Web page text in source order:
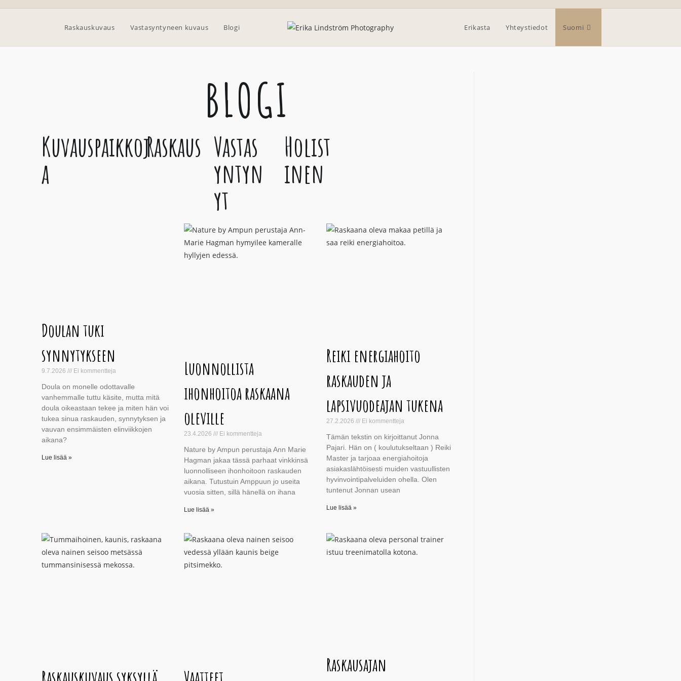
Raskauskuvaus Vastasyntyneen kuvaus Blogi Erikasta Yhteystiedot Suomi
BLOGI
Kuvauspaikkoj
a
Raskaus Vastas
yntyn
yt
Holist
inen
Doulan tuki
synnytykseen
9.7.2026 Ei kommentteja
Doula on monelle odottavalle
vanhemmalle tuttu käsite, mutta mitä
doula oikeastaan tekee ja miten hän voi
tukea sinua raskauden, synnytyksen ja
vauvan ensimmäisten elinviikkojen
aikana?
Lue lisää »
Luonnollista
ihonhoitoa raskaana
oleville
23.4.2026 Ei kommentteja
Nature by Ampun perustaja Ann Marie
Hagman jakaa tässä parhaat vinkkinsä
luonnolliseen ihonhoitoon raskauden
aikana. Tutustuin Amppuun jo useita
vuosia sitten, sillä hänellä on ihana
Lue lisää »
Reiki energiahoito
raskauden ja
lapsivuodeajan tukena
27.2.2026 Ei kommentteja
Tämän tekstin on kirjoittanut Jonna
Pajari. Hän on ( koulutukseltaan ) Reiki
Master ja tarjoaa energiahoitoja
asiakaslähtöisesti muiden vastuullisten
hyvinvointipalveluiden ohella. Olen
tuntenut Jonnan usean
Lue lisää »
Raskausajan